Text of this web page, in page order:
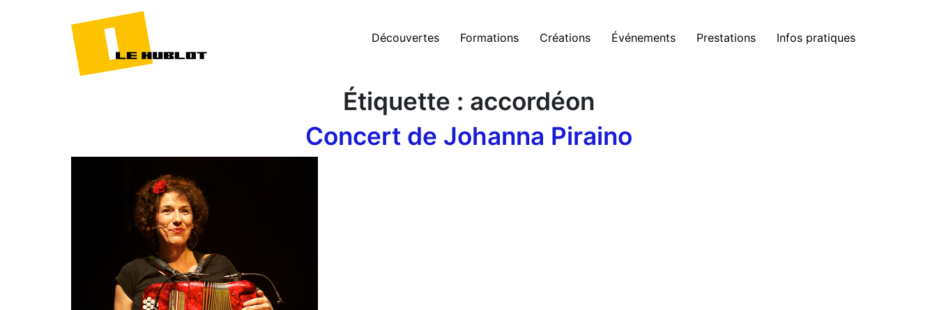
Découvertes Formations Créations Événements Prestations Infos pratiques
Étiquette : accordéon
Concert de Johanna Piraino